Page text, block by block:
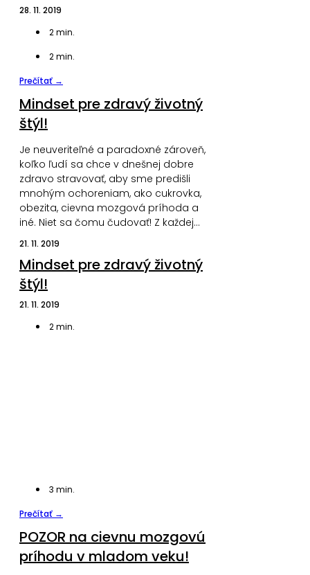
28. 11. 2019
2min.
2min.
Prečítať →
Mindset pre zdravý životný
štýl!
Je neuveriteľné a paradoxné zároveň,
koľko ľudí sa chce v dnešnej dobre
zdravo stravovať, aby sme predišli
mnohým ochoreniam, ako cukrovka,
obezita, cievna mozgová príhoda a
iné. Niet sa čomu čudovať! Z každej…
21. 11. 2019
Mindset pre zdravý životný
štýl!
21. 11. 2019
2min.
3 min.
Prečítať →
POZOR na cievnu mozgovú
príhodu v mladom veku!